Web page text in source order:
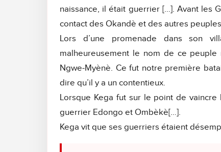
naissance, il était guerrier […]. Avant les
contact des Okandè et des autres
Lors d’une promenade dans son
malheureusement le nom de ce
Ngwe-Myènè. Ce fut notre première
dire qu’il y a un contentieux.
Lorsque Kega fut sur le point de
guerrier Edongo et Ombèkè[…].
Kega vit que ses guerriers étaient